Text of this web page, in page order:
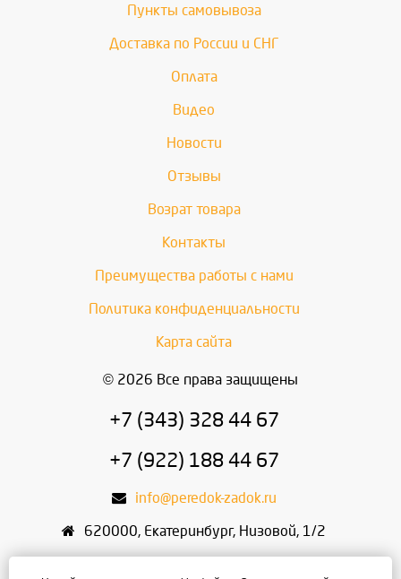
Пункты самовывоза
Доставка по России и СНГ
Оплата
Видео
Новости
Отзывы
Возрат товара
Контакты
Преимущества работы с нами
Политика конфиденциальности
Карта сайта
© 2026 Все права защищены
+7 (343) 328 44 67
+7 (922) 188 44 67
info@peredok-zadok.ru
620000, Екатеринбург, Низовой, 1/2